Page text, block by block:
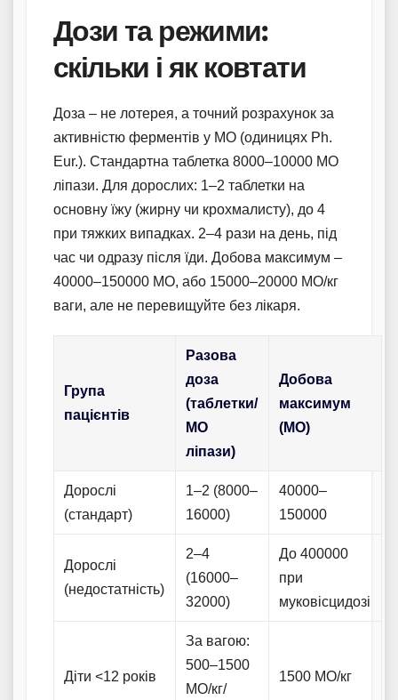
Дози та режими:
скільки і як ковтати
Доза – не лотерея, а точний розрахунок за
активністю ферментів у МО (одиницях Ph.
Eur.). Стандартна таблетка 8000–10000 МО
ліпази. Для дорослих: 1–2 таблетки на
основну їжу (жирну чи крохмалисту), до 4
при тяжких випадках. 2–4 рази на день, під
час чи одразу після їди. Добова максимум –
40000–150000 МО, або 15000–20000 МО/кг
ваги, але не перевищуйте без лікаря.
Група
пацієнтів
Разова
доза
(таблетки/
МО
ліпази)
Добова
максимум
(МО)
Дорослі
(стандарт)
1–2 (8000–
16000)
40000–
150000
Дорослі
(недостатність)
2–4
(16000–
32000)
До 400000
при
муковісцидозі
Діти <12 років
За вагою:
500–1500
МО/кг/
1500 МО/кг